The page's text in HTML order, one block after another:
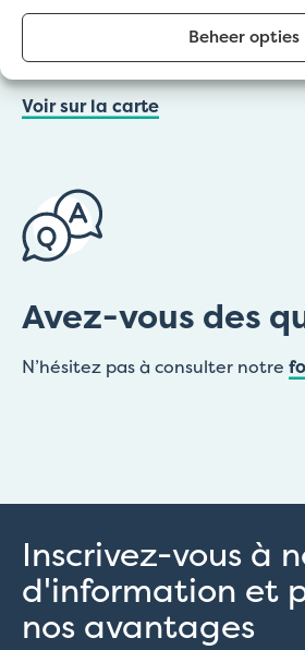
Beheer opties
Lochrsiti (Point de collecte De
Denen 67
Voir sur la carte
Avez-vous des
N’hésitez pas à consulter notre
Inscrivez-vous à
d'information et
nos avantages